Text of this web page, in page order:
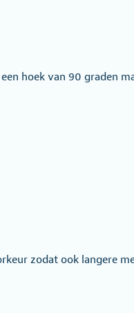
hoek van 90 graden
zodat ook langere